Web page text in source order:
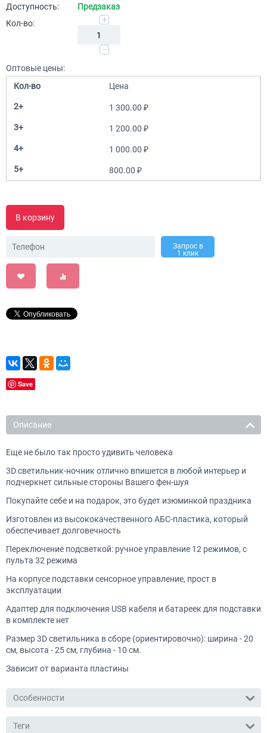
Доступность:
Предзаказ
Кол-во:
+
−
Оптовые цены:
Кол-во
Цена
2+ 1 300.00 ₽
3+ 1 200.00 ₽
4+ 1 000.00 ₽
5+ 800.00 ₽
В корзину
Запрос в
1 клик
Save
Описание
Еще не было так просто удивить человека
3D светильник-ночник отлично впишется в любой интерьер и
подчеркнет сильные стороны Вашего фен-шуя
Покупайте себе и на подарок, это будет изюминкой праздника
Изготовлен из высококачественного АБС-пластика, который
обеспечивает долговечность
Переключение подсветкой: ручное управление 12 режимов, с
пульта 32 режима
На корпусе подставки сенсорное управление, прост в
эксплуатации
Адаптер для подключения USB кабеля и батареек для подставки
в комплекте нет
Размер 3D светильника в сборе (ориентировочно): ширина - 20
см, высота - 25 см, глубина - 10 см.
Зависит от варианта пластины
Особенности
Теги